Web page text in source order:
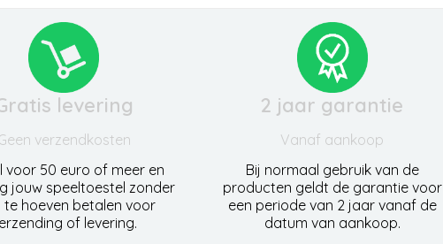
levering
verzendkosten
voor 50 euro of meer en
jouw speeltoestel zonder
te hoeven betalen voor
of levering.
2 jaar garantie
Vanaf aankoop
Bij normaal gebruik van de
producten geldt de garantie voor
een periode van 2 jaar vanaf de
datum van aankoop.